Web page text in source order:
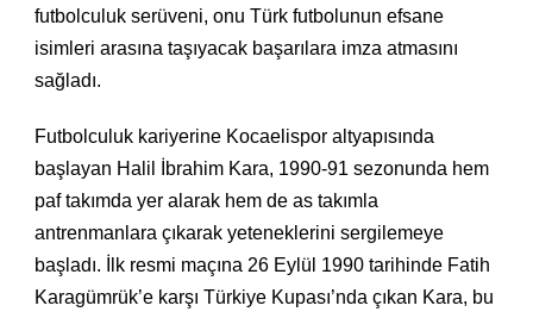
futbolculuk serüveni, onu Türk futbolunun efsane
isimleri arasına taşıyacak başarılara imza atmasını
sağladı.
Futbolculuk kariyerine Kocaelispor altyapısında
başlayan Halil İbrahim Kara, 1990-91 sezonunda hem
paf takımda yer alarak hem de as takımla
antrenmanlara çıkarak yeteneklerini sergilemeye
başladı. İlk resmi maçına 26 Eylül 1990 tarihinde Fatih
Karagümrük’e karşı Türkiye Kupası’nda çıkan Kara, bu